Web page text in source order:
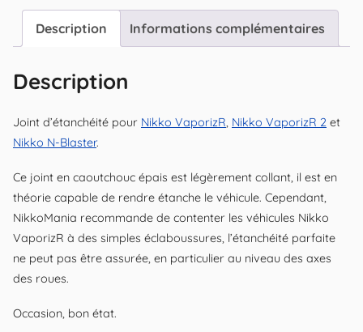
VaporizR,
Nikko
2
Nikko
Blaster
Description Informations complémentaires
Description
Joint d’étanchéité pour Nikko VaporizR, Nikko VaporizR 2 et
Nikko N-Blaster.
Ce joint en caoutchouc épais est légèrement collant, il est en
théorie capable de rendre étanche le véhicule. Cependant,
NikkoMania recommande de contenter les véhicules Nikko
VaporizR à des simples éclaboussures, l’étanchéité parfaite
ne peut pas être assurée, en particulier au niveau des axes
des roues.
Occasion, bon état.